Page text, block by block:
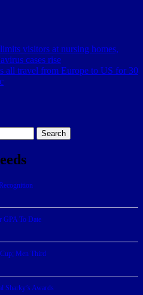
visitors at nursing homes,
cases rise
all travel from Europe to US for 30
Search
GPA To Date
Men Third
Sharky’s Awards